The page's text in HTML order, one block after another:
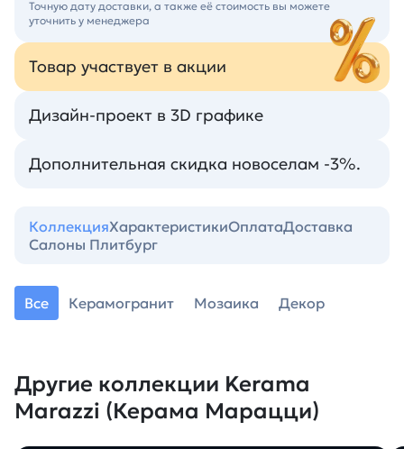
Точную дату доставки, а также её стоимость вы можете
уточнить у менеджера
Товар участвует в акции
Дизайн-проект в 3D графике
Дополнительная скидка новоселам -3%.
КоллекцияХарактеристикиОплатаДоставка
Салоны Плитбург
Все Керамогранит Мозаика Декор
Другие коллекции Kerama
Marazzi (Керама Марацци)